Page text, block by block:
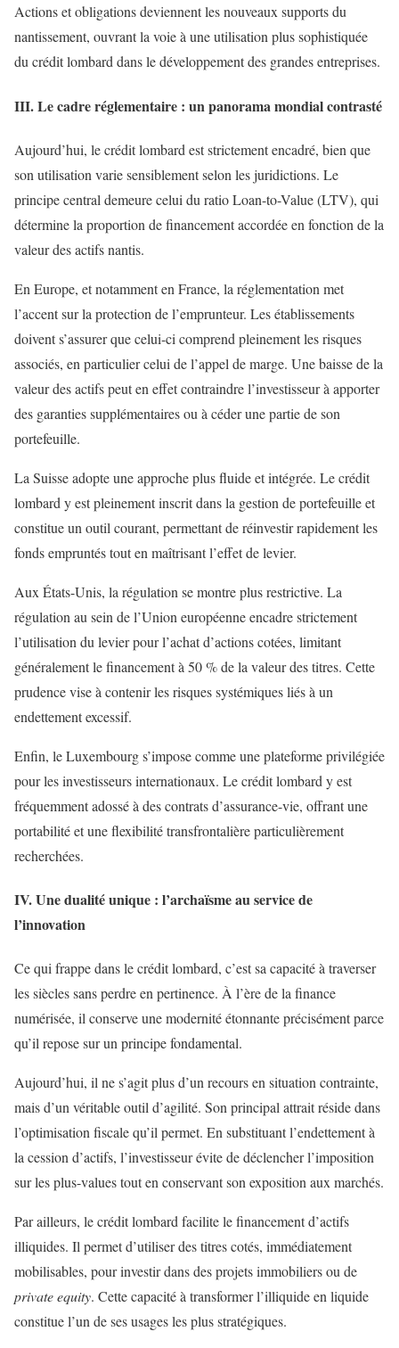
Actions et obligations deviennent les nouveaux supports du
nantissement, ouvrant la voie à une utilisation plus sophistiquée
du crédit lombard dans le développement des grandes entreprises.
III. Le cadre réglementaire : un panorama mondial contrasté
Aujourd’hui, le crédit lombard est strictement encadré, bien que
son utilisation varie sensiblement selon les juridictions. Le
principe central demeure celui du ratio Loan-to-Value (LTV), qui
détermine la proportion de financement accordée en fonction de la
valeur des actifs nantis.
En Europe, et notamment en France, la réglementation met
l’accent sur la protection de l’emprunteur. Les établissements
doivent s’assurer que celui-ci comprend pleinement les risques
associés, en particulier celui de l’appel de marge. Une baisse de la
valeur des actifs peut en effet contraindre l’investisseur à apporter
des garanties supplémentaires ou à céder une partie de son
portefeuille.
La Suisse adopte une approche plus fluide et intégrée. Le crédit
lombard y est pleinement inscrit dans la gestion de portefeuille et
constitue un outil courant, permettant de réinvestir rapidement les
fonds empruntés tout en maîtrisant l’effet de levier.
Aux États-Unis, la régulation se montre plus restrictive. La
régulation au sein de l’Union européenne encadre strictement
l’utilisation du levier pour l’achat d’actions cotées, limitant
généralement le financement à 50 % de la valeur des titres. Cette
prudence vise à contenir les risques systémiques liés à un
endettement excessif.
Enfin, le Luxembourg s’impose comme une plateforme privilégiée
pour les investisseurs internationaux. Le crédit lombard y est
fréquemment adossé à des contrats d’assurance-vie, offrant une
portabilité et une flexibilité transfrontalière particulièrement
recherchées.
IV. Une dualité unique : l’archaïsme au service de
l’innovation
Ce qui frappe dans le crédit lombard, c’est sa capacité à traverser
les siècles sans perdre en pertinence. À l’ère de la finance
numérisée, il conserve une modernité étonnante précisément parce
qu’il repose sur un principe fondamental.
Aujourd’hui, il ne s’agit plus d’un recours en situation contrainte,
mais d’un véritable outil d’agilité. Son principal attrait réside dans
l’optimisation fiscale qu’il permet. En substituant l’endettement à
la cession d’actifs, l’investisseur évite de déclencher l’imposition
sur les plus-values tout en conservant son exposition aux marchés.
Par ailleurs, le crédit lombard facilite le financement d’actifs
illiquides. Il permet d’utiliser des titres cotés, immédiatement
mobilisables, pour investir dans des projets immobiliers ou de
private equity. Cette capacité à transformer l’illiquide en liquide
constitue l’un de ses usages les plus stratégiques.